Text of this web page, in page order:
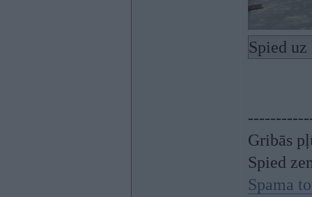
Spied
Gribās
Spied
Spama